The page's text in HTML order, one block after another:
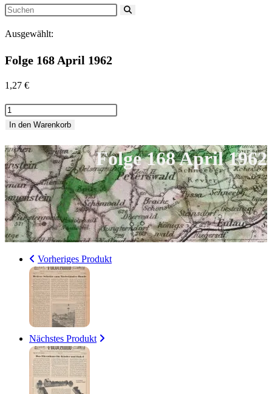
Diese
durchsuchen
Ausgewählt:
Folge 168 April 1962
1,27 €
Folge
168
1962
Menge
In den Warenkorb
Folge 168 April 1962
Vorheriges Produkt
Nächstes Produkt